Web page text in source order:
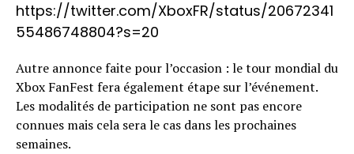
https://twitter.com/XboxFR/status/20672341
55486748804?s=20
Autre annonce faite pour l’occasion : le tour mondial du
Xbox FanFest fera également étape sur l’événement.
Les modalités de participation ne sont pas encore
connues mais cela sera le cas dans les prochaines
semaines.